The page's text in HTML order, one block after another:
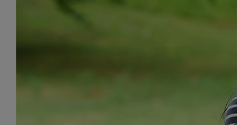
Stellenanzeigen.